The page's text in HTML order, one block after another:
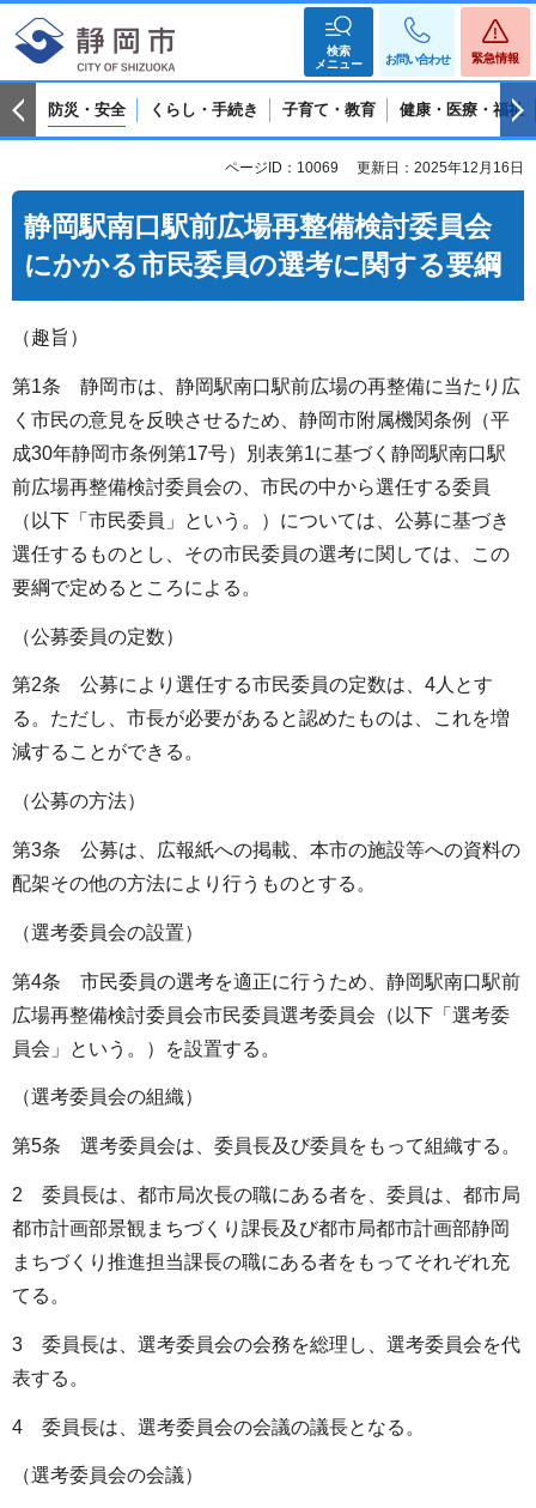
検索
メニュー
お問い合わせ 緊急情報
防災・安全 くらし・手続き 子育て・教育 健康・医療・福祉
ページID：10069 更新日：2025年12月16日
静岡駅南口駅前広場再整備検討委員会
にかかる市民委員の選考に関する要綱
（趣旨）
第1条 静岡市は、静岡駅南口駅前広場の再整備に当たり広
く市民の意見を反映させるため、静岡市附属機関条例（平
成30年静岡市条例第17号）別表第1に基づく静岡駅南口駅
前広場再整備検討委員会の、市民の中から選任する委員
（以下「市民委員」という。）については、公募に基づき
選任するものとし、その市民委員の選考に関しては、この
要綱で定めるところによる。
（公募委員の定数）
第2条 公募により選任する市民委員の定数は、4人とす
る。ただし、市長が必要があると認めたものは、これを増
減することができる。
（公募の方法）
第3条 公募は、広報紙への掲載、本市の施設等への資料の
配架その他の方法により行うものとする。
（選考委員会の設置）
第4条 市民委員の選考を適正に行うため、静岡駅南口駅前
広場再整備検討委員会市民委員選考委員会（以下「選考委
員会」という。）を設置する。
（選考委員会の組織）
第5条 選考委員会は、委員長及び委員をもって組織する。
2 委員長は、都市局次長の職にある者を、委員は、都市局
都市計画部景観まちづくり課長及び都市局都市計画部静岡
まちづくり推進担当課長の職にある者をもってそれぞれ充
てる。
3 委員長は、選考委員会の会務を総理し、選考委員会を代
表する。
4 委員長は、選考委員会の会議の議長となる。
（選考委員会の会議）